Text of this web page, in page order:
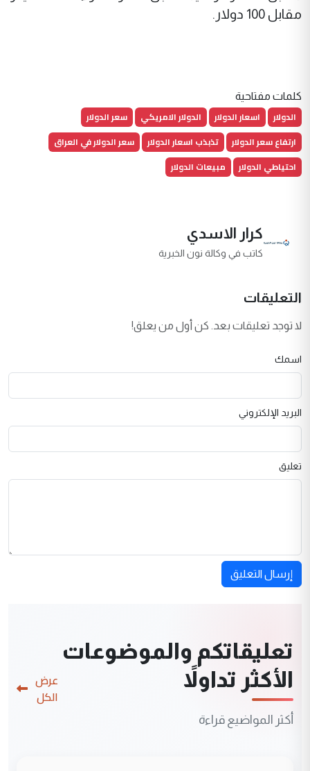
مقابل 100 دولار.
كلمات مفتاحية
الدولار اسعار الدولار الدولار الامريكي
سعر الدولار
ارتفاع سعر الدولار
تذبذب اسعار الدولار
سعر الدولار في العراق
احتياطي الدولار
مبيعات الدولار
كرار الاسدي
كاتب في وكالة نون الخبرية
التعليقات
لا توجد تعليقات بعد. كن أول من يعلق!
اسمك
البريد الإلكتروني
تعليق
إرسال التعليق
تعليقاتكم والموضوعات
الأكثر تداولاً
أكثر المواضيع قراءة
عرض
الكل